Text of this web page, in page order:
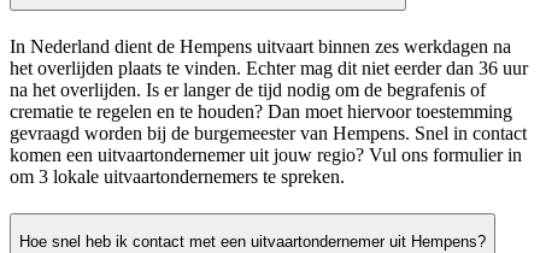
In Nederland dient de Hempens uitvaart binnen zes werkdagen na
het overlijden plaats te vinden. Echter mag dit niet eerder dan 36 uur
na het overlijden. Is er langer de tijd nodig om de begrafenis of
crematie te regelen en te houden? Dan moet hiervoor toestemming
gevraagd worden bij de burgemeester van Hempens. Snel in contact
komen een uitvaartondernemer uit jouw regio? Vul ons formulier in
om 3 lokale uitvaartondernemers te spreken.
Hoe snel heb ik contact met een uitvaartondernemer uit Hempens?